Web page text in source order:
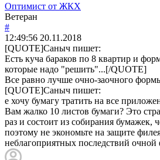
Оптимист от ЖКХ
Ветеран
#
12:49:56 20.11.2018
[QUOTE]Саныч пишет:
Есть куча бараков по 8 квартир и
которые надо "решить"...[/QUOTE]
Все равно лучше очно-заочного
[QUOTE]Саныч пишет:
е хочу бумагу тратить на все
Вам жалко 10 листов бумаги? Это
раз и состоит из собирания бумажек,
поэтому не экономьте на защите
неблагоприятных последствий